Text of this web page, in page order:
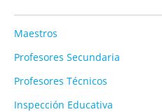
Maestros
Profesores Secundaria
Profesores Técnicos
Inspección Educativa